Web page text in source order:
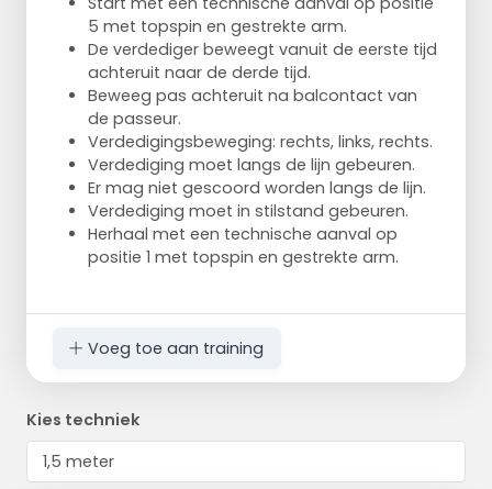
5 met topspin en gestrekte arm.
De verdediger beweegt vanuit de eerste tijd
achteruit naar de derde tijd.
Beweeg pas achteruit na balcontact van
de passeur.
Verdedigingsbeweging: rechts, links, rechts.
Verdediging moet langs de lijn gebeuren.
Er mag niet gescoord worden langs de lijn.
Verdediging moet in stilstand gebeuren.
Herhaal met een technische aanval op
positie 1 met topspin en gestrekte arm.
Voeg toe aan training
Kies techniek